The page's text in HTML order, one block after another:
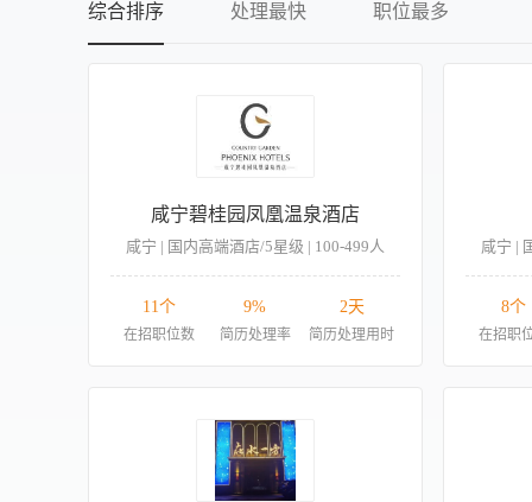
综合排序 处理最快 职位最多
咸宁碧桂园凤凰温泉酒店
咸宁 | 国内高端酒店/5星级 | 100-499人
11个
在招职位数
9%
简历处理率
2天
简历处理用时
咸宁 |
8个
在招职